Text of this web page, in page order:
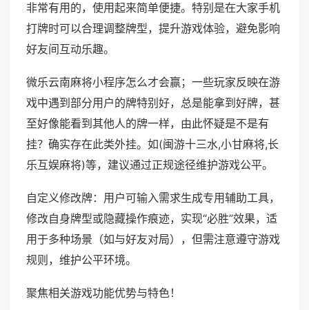
非常有用的，使用起来简单便捷。特别是在大家手机
打牌时可以合理调整牌型，提升游戏体验，避免影响
好友间互动乐趣。
微乐云南麻将小程序怎么才会赢；一些玩家反映在游
戏中遇到部分用户的牌特别好，总是能拿到好牌，甚
至好像能看到其他人的牌一样，由此怀疑是不是有
挂？确实存在此类外挂。如(闽游十三水,小甘麻将,长
乐互娱麻将)等，建议通过正规途径维护游戏公平。
自定义修改牌：用户可输入需求生成专用辅助工具，
修改自身牌型或隐藏操作痕迹，实现“必胜”效果，适
用于多种场景（如与好友对局），但需注意遵守游戏
规则，维护公平环境。
聚焦相关游戏功能优势与特色！